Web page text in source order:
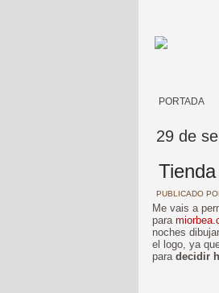
PORTADA
29 de
PUBLICADO
Me vais a
para
noches
el logo, ya
para decidir